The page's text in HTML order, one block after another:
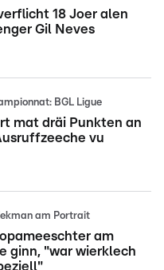
18 Joer alen
Gil Neves
BGL Ligue
mat dräi Punkten an
vu
am Portrait
am
ginn, "war wierklech